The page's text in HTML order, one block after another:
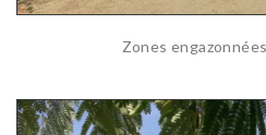
Zones